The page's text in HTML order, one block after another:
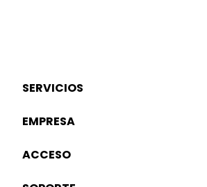
SERVICIOS
EMPRESA
ACCESO